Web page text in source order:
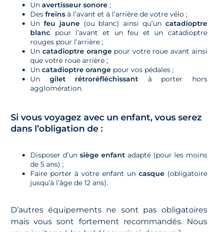
Unavertisseur sonore ;
Desfreinsà l’avant et à l’arrière de votre vélo ;
Unfeu jaune(ou blanc) ainsi qu’un catadioptre
blanc pour l’avant et un feu et un catadioptre
rouges pour l’arrière ;
Un catadioptre orangepour votre roue avant ainsi
que votre roue arrière ;
Uncatadioptre orange pour vos pédales ;
Un gilet rétroréfléchissant à porter hors
agglomération.
Si vous voyagez avec un enfant, vous serez
dans l’obligation de :
Disposer d’un siège enfant adapté (pour les moins
de 5 ans) ;
Faire porter à votre enfant un casque(obligatoire
jusqu’à l’âge de 12 ans).
D’autres équipements ne sont pas obligatoires
mais vous sont fortement recommandés. Nous